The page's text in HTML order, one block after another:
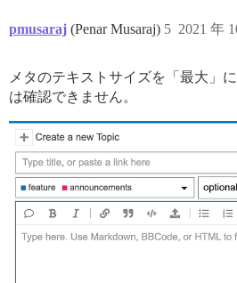
pmusaraj (Penar Musaraj) 2021 年
5
メタのテキストサイズを「最大」
は確認できません。